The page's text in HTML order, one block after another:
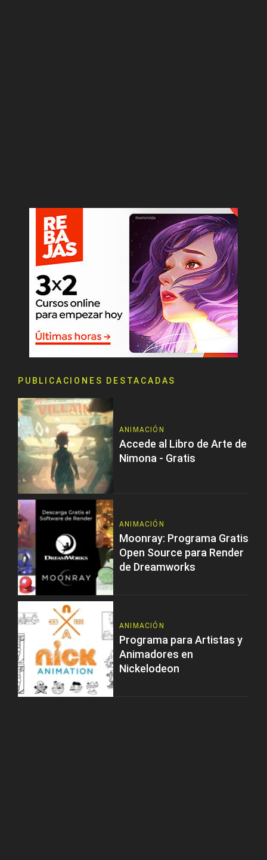
PUBLICACIONES DESTACADAS
ANIMACIÓN
Accede al Libro de Arte de
Nimona - Gratis
ANIMACIÓN
Moonray: Programa Gratis
Open Source para Render
de Dreamworks
ANIMACIÓN
Programa para Artistas y
Animadores en
Nickelodeon